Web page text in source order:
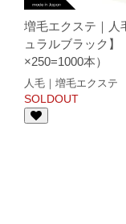
増毛エクステ｜人
ュラルブラック】
×250=1000本）
人毛｜増毛エクステ
SOLDOUT